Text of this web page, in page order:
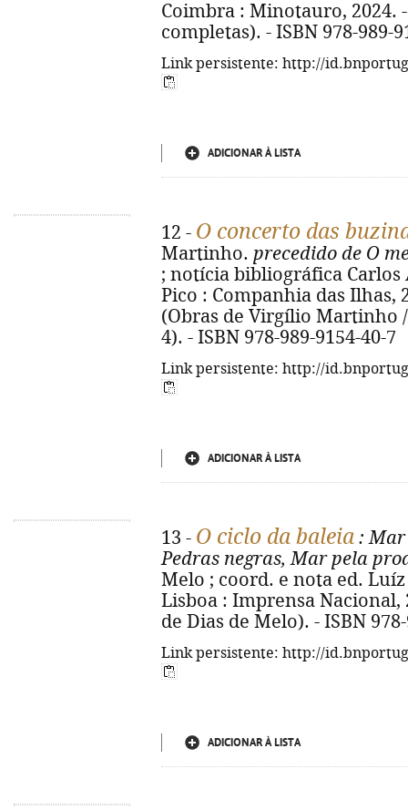
Coimbra : Minotauro, 2024.
completas). - ISBN 978-989-
Link persistente: http://
ADICIONAR À LISTA
12 - O concerto das
Martinho. precedido de O
; notícia bibliográfica Carlos
Pico : Companhia das Ilhas,
(Obras de Virgílio Martinho
4). - ISBN 978-989-9154-40-7
Link persistente: http://
ADICIONAR À LISTA
13 - O ciclo da baleia : Mar
Pedras negras, Mar pela
Melo ; coord. e nota ed.
Lisboa : Imprensa Nacional,
de Dias de Melo). - ISBN
Link persistente: http://
ADICIONAR À LISTA